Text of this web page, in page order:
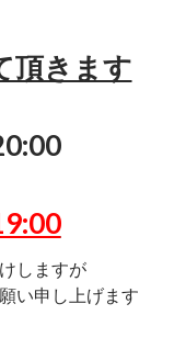
頂きます
しますが
い申し上げます